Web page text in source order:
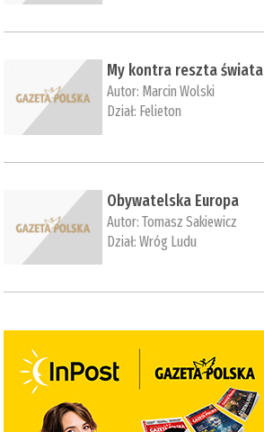
My kontra reszta świata
Autor: Marcin Wolski
Dział: Felieton
Obywatelska Europa
Autor:Tomasz Sakiewicz
Dział:Wróg Ludu